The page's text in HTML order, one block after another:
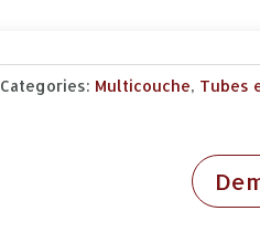
Categories: Multicouche, Tubes